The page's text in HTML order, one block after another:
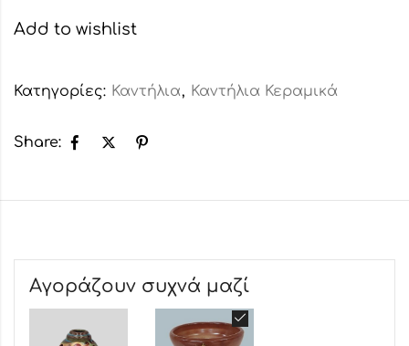
Add to wishlist
Κατηγορίες: Καντήλια, Καντήλια Κεραμικά
Share:
Αγοράζουν συχνά μαζί